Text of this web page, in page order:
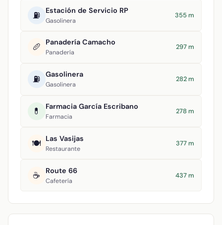
⛽ Estación de Servicio RP
Gasolinera
355 m
🥖 Panadería Camacho
Panadería
297 m
⛽ Gasolinera
Gasolinera
282 m
💊 Farmacia García Escribano
Farmacia
278 m
🍽️ Las Vasijas
Restaurante
377 m
☕ Route 66
Cafetería
437 m